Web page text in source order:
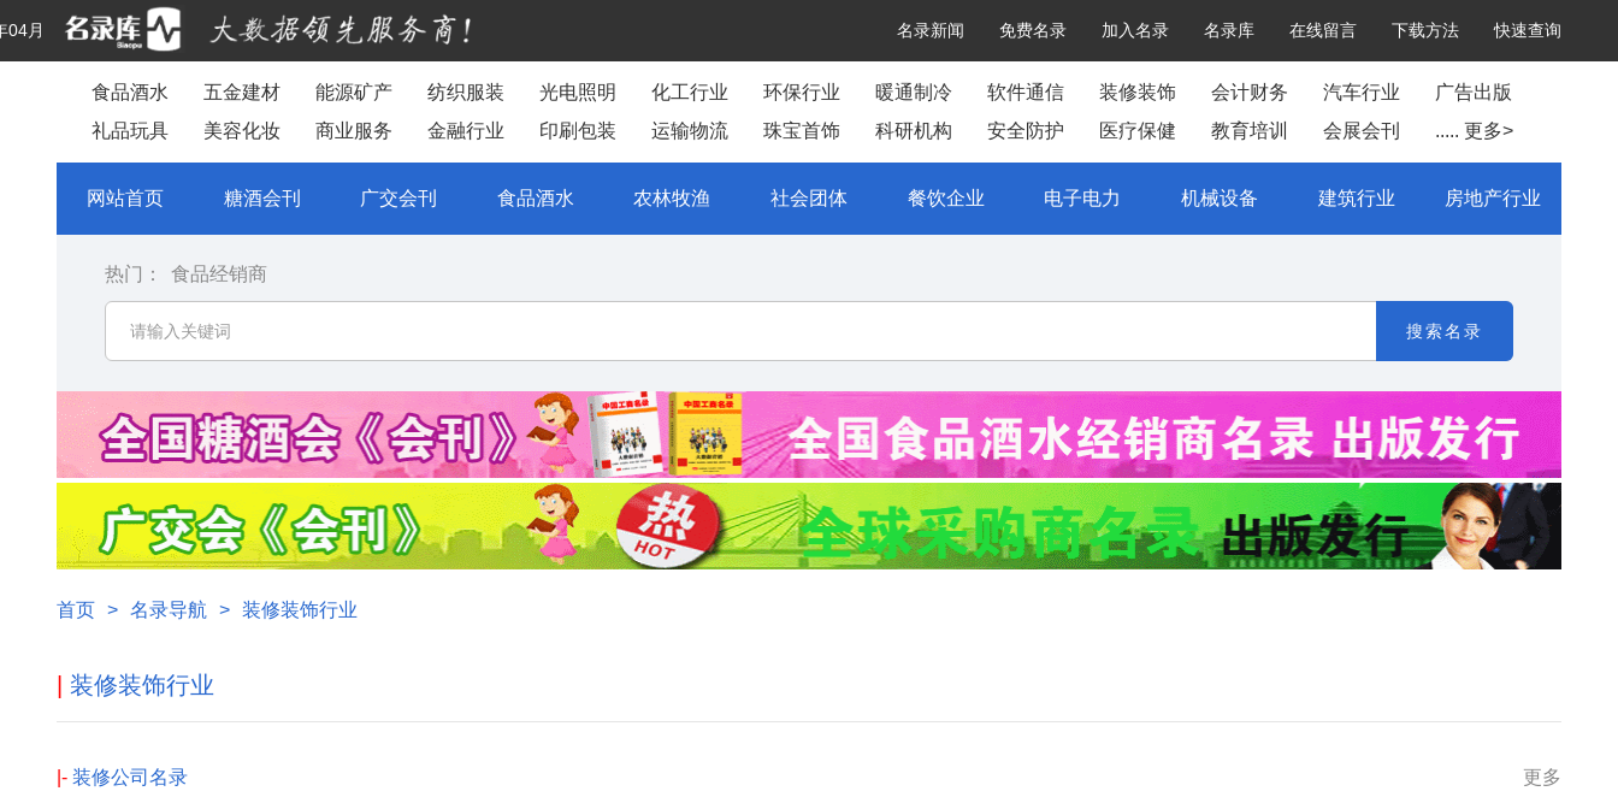
名录新闻 免费名录 加入名录 名录库 在线留言 下载方法 快速查询
04月
食品酒水 五金建材 能源矿产 纺织服装 光电照明 化工行业 环保行业 暖通制冷 软件通信 装修装饰 会计财务 汽车行业
广告出版
礼品玩具
美容化妆 商业服务 金融行业 印刷包装 运输物流 珠宝首饰 科研机构 安全防护 医疗保健 教育培训 会展会刊 ..... 更多>
网站首页 糖酒会刊 广交会刊 食品酒水 农林牧渔 社会团体 餐饮企业 电子电力 机械设备 建筑行业 房地产行业
热门： 食品经销商
搜索名录
首页 > 名录导航 > 装修装饰行业
装修装饰行业
更多
|- 装修公司名录